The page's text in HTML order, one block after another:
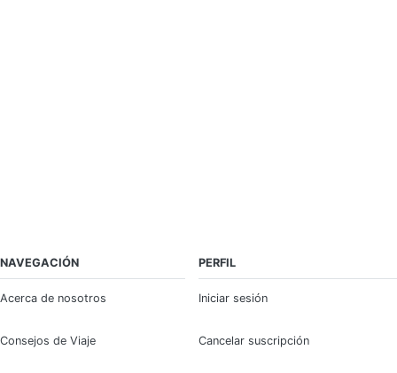
NAVEGACIÓN
Acerca de nosotros
Consejos de Viaje
PERFIL
Iniciar sesión
Cancelar suscripción